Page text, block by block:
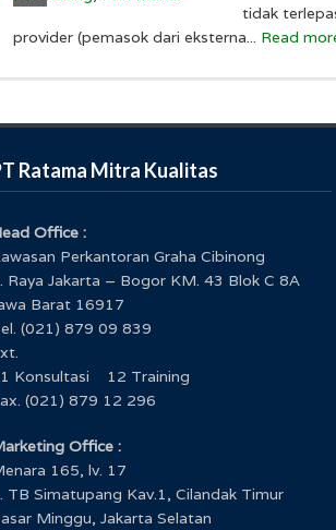
tidak
provider (pemasok dari eksterna... Read
Ratama Mitra Kualitas
Office :
Perkantoran Graha Cibinong
Raya Jakarta – Bogor KM. 43 Blok C 8A
Barat 16917
(021) 879 09 839
Konsultasi 12 Training
(021) 879 12 296
Office :
165, lv. 17
TB Simatupang Kav.1, Cilandak Timur
Minggu, Jakarta Selatan